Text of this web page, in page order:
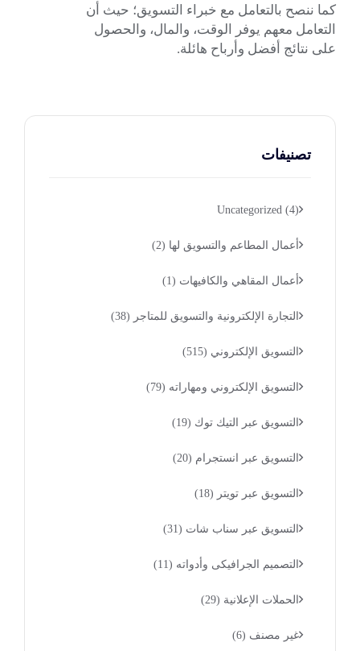
كما ننصح بالتعامل مع خبراء التسويق؛ حيث أن
التعامل معهم يوفر الوقت، والمال، والحصول
على نتائج أفضل وأرباح هائلة.
تصنيفات
Uncategorized (4)
أعمال المطاعم والتسويق لها (2)
أعمال المقاهي والكافيهات (1)
التجارة الإلكترونية والتسويق للمتاجر (38)
التسويق الإلكتروني (515)
التسويق الإلكتروني ومهاراته (79)
التسويق عبر التيك توك (19)
التسويق عبر انستجرام (20)
التسويق عبر تويتر (18)
التسويق عبر سناب شات (31)
التصميم الجرافيكى وأدواته (11)
الحملات الإعلانية (29)
غير مصنف (6)